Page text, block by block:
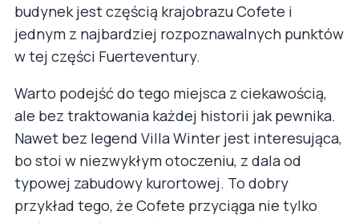
budynek jest częścią krajobrazu Cofete i
jednym z najbardziej rozpoznawalnych punktów
w tej części Fuerteventury.
Warto podejść do tego miejsca z ciekawością,
ale bez traktowania każdej historii jak pewnika.
Nawet bez legend Villa Winter jest interesująca,
bo stoi w niezwykłym otoczeniu, z dala od
typowej zabudowy kurortowej. To dobry
przykład tego, że Cofete przyciąga nie tylko